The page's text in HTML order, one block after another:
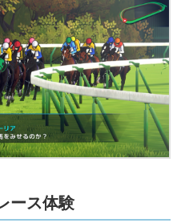
ース体験